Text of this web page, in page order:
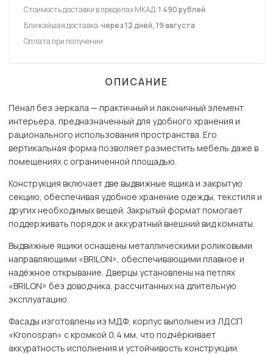
Стоимость доставки в пределах МКАД:1 490 рублей
Ближайшая доставка:через 12 дней, 19 августа
Оплата при получении
ОПИСАНИЕ
Пенал без зеркала — практичный и лаконичный элемент
интерьера, предназначенный для удобного хранения и
рационального использования пространства. Его
вертикальная форма позволяет разместить мебель даже в
помещениях с ограниченной площадью.
Конструкция включает две выдвижные ящика и закрытую
секцию, обеспечивая удобное хранение одежды, текстиля и
других необходимых вещей. Закрытый формат помогает
поддерживать порядок и аккуратный внешний вид комнаты.
Выдвижные ящики оснащены металлическими роликовыми
направляющими «BRILON», обеспечивающими плавное и
надёжное открывание. Дверцы установлены на петлях
«BRILON» без доводчика, рассчитанных на длительную
эксплуатацию.
Фасады изготовлены из МДФ, корпус выполнен из ЛДСП
«Kronospan» с кромкой 0,4 мм, что подчёркивает
аккуратность исполнения и устойчивость конструкции.